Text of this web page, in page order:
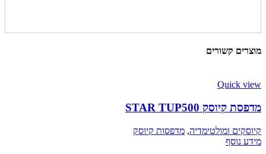
מוצרים קשורים
Quick view
מדפסת קיוסק STAR TUP500
קיוסקים ומולטימדיה, מדפסות קיוסק
מידע נוסף